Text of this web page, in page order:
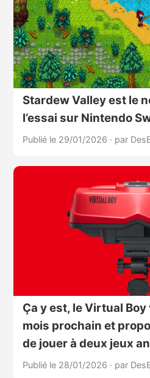
Stardew Valley est le
l’essai sur Nintendo
Publié le 29/01/2026 · par
Ça y est, le Virtual
mois prochain et
de jouer à deux jeux
Publié le 28/01/2026 · par